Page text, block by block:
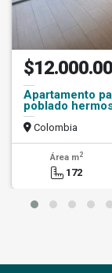
Apartamento
poblado
Colombia
Área m2
172